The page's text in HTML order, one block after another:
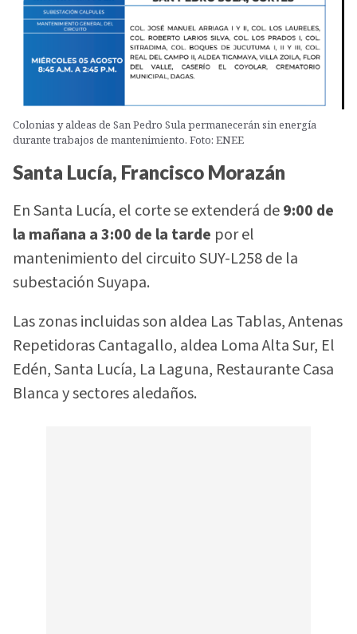
Colonias y aldeas de San Pedro Sula permanecerán sin energía
durante trabajos de mantenimiento. Foto: ENEE
Santa Lucía, Francisco Morazán
En Santa Lucía, el corte se extenderá de9:00 de
la mañana a 3:00 de la tarde por el
mantenimiento del circuito SUY-L258 de la
subestación Suyapa.
Las zonas incluidas son aldea Las Tablas, Antenas
Repetidoras Cantagallo, aldea Loma Alta Sur, El
Edén, Santa Lucía, La Laguna, Restaurante Casa
Blanca y sectores aledaños.